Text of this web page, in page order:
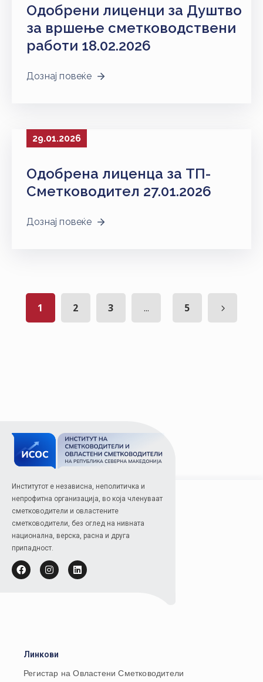
Одобрени лиценци за Душтво
за вршење сметководствени
работи 18.02.2026
Дознај повеќе
29.01.2026
Одобрена лиценца за ТП-
Сметководител 27.01.2026
Дознај повеќе
1 2 3 ... 5
Институтот е независна, неполитичка и
непрофитна организација, во која членуваат
сметководители и овластените
сметководители, без оглед на нивната
национална, верска, расна и друга
припадност.
Линкови
Регистар на Овластени Сметководители